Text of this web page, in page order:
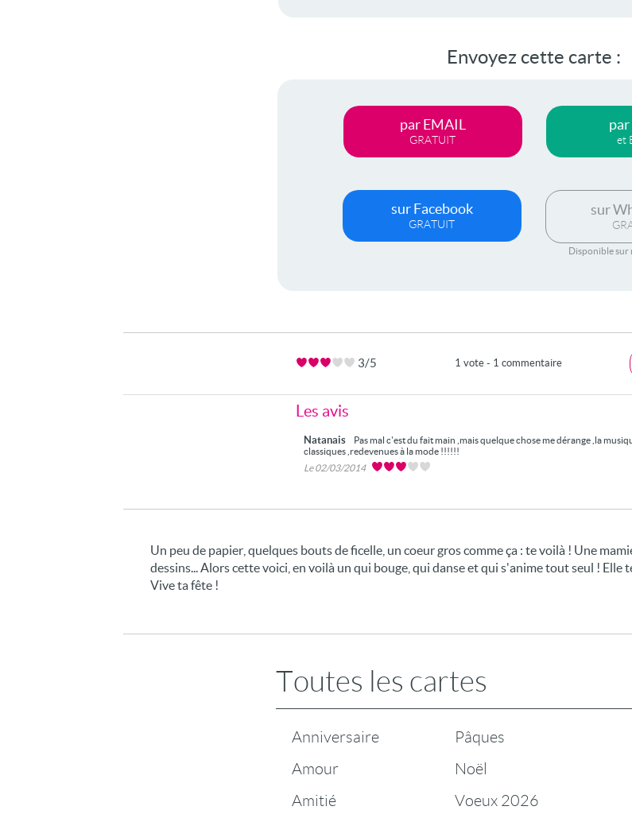
Envoyez cette carte :
par EMAIL
GRATUIT
par
et
sur Facebook
GRATUIT
sur
Disponible sur
3/5 1 vote - 1 commentaire
Les avis
Natanais
Pas mal c'est du fait main ,mais quelque chose me dérange ,la
classiques ,redevenues à la mode !!!!!!
Le 02/03/2014
Un peu de papier, quelques bouts de ficelle, un coeur gros comme ça : te voilà ! Une
dessins... Alors cette voici, en voilà un qui bouge, qui danse et qui s'anime tout seul ! Elle
Vive ta fête !
Toutes les cartes
Anniversaire
Amour
Amitié
Pâques
Noël
Voeux 2026